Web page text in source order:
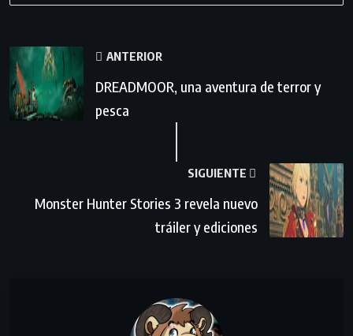
ANTERIOR
DREADMOOR, una aventura de terror y
pesca
SIGUIENTE
Monster Hunter Stories 3 revela nuevo
tráiler y ediciones